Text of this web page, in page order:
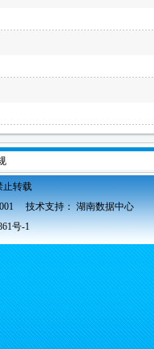
止转载
技术支持： 湖南数据中心
号-1